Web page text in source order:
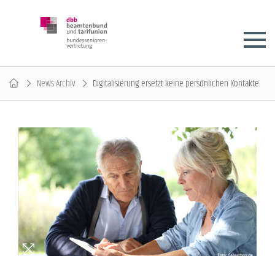
News-Archiv Digitalisierung ersetzt keine persönlichen Kontakte